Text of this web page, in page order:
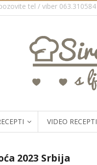
tel / viber 063.310584
VIDEO RECEPTI
2023 Srbija